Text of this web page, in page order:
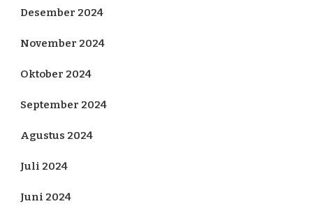
Desember 2024
November 2024
Oktober 2024
September 2024
Agustus 2024
Juli 2024
Juni 2024